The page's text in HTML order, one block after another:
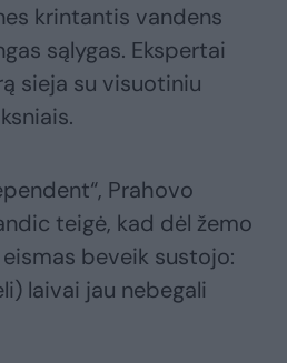
krintantis vandens
sąlygas. Ekspertai
sieja su visuotiniu
Prahovo
teigė, kad dėl žemo
beveik sustojo:
laivai jau nebegali